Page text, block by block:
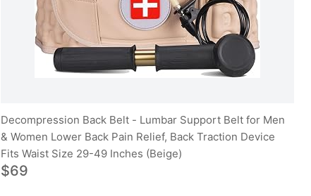
Decompression Back Belt - Lumbar Support Belt for Men
& Women Lower Back Pain Relief, Back Traction Device
Fits Waist Size 29-49 Inches (Beige)
$69